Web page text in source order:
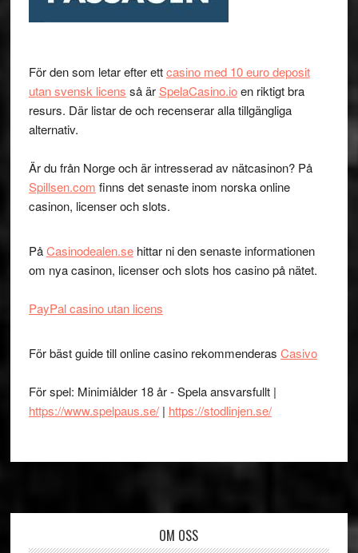
För den som letar efter ettcasino med 10 euro deposit
utan svensk licens så ärSpelaCasino.ioen riktigt bra
resurs. Där listar de och recenserar alla tillgängliga
alternativ.
Är du från Norge och är intresserad av nätcasinon? På
Spillsen.com finns det senaste inom norska online
casinon, licenser och slots.
PåCasinodealen.sehittar ni den senaste informationen
om nya casinon, licenser och slots hos casino på nätet.
PayPal casino utan licens
För bäst guide till online casino rekommenderas Casivo
För spel: Minimiålder 18 år - Spela ansvarsfullt |
https://www.spelpaus.se/| https://stodlinjen.se/
OM OSS